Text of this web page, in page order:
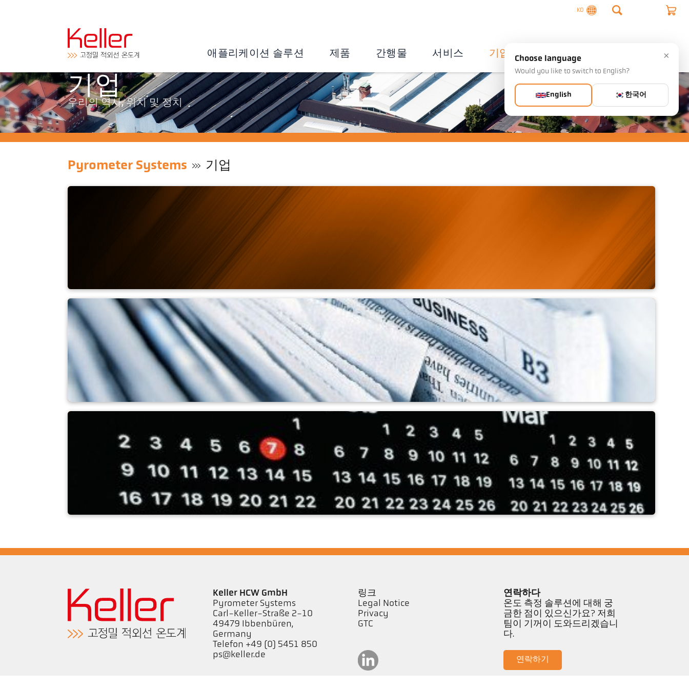
KO
애플리케이션 솔루션 제품 간행물 서비스 기업
기업
우리의 역사, 위치 및 정치
Pyrometer Systems 기업
회사 소개
Keller HCW GmbH
Pyrometer Systems
Carl-Keller-Straße 2-10
49479 Ibbenbüren,
Germany
Telefon +49 (0) 5451 850
ps@keller.de
링크
Legal Notice
Privacy
GTC
연락하다
온도 측정 솔루션에 대해 궁
금한 점이 있으신가요? 저희
팀이 기꺼이 도와드리겠습니
다.
연락하기
×
Choose language
Would you like to switch to English?
English 한국어